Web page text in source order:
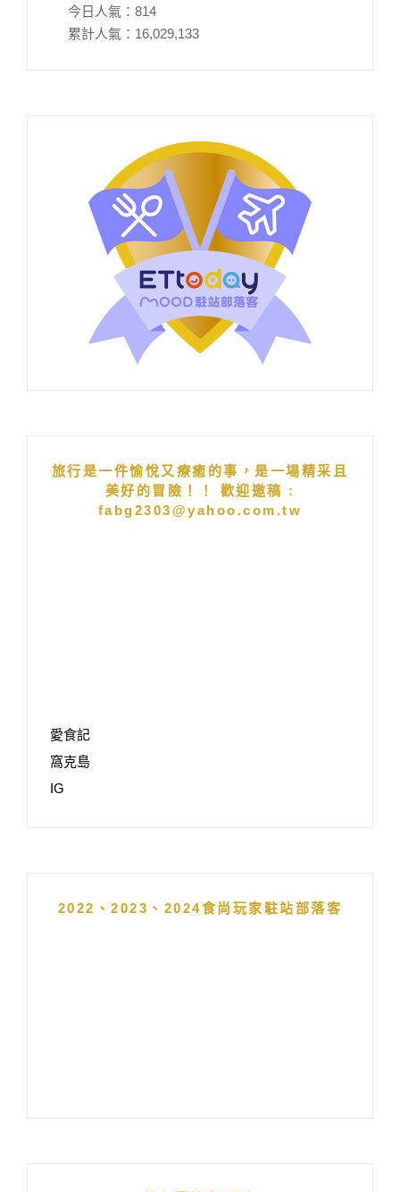
今日人氣： 814
累計人氣： 16,029,133
旅行是一件愉悅又療癒的事，是一場精采且
美好的冒險！！ 歡迎邀稿 :
fabg2303@yahoo.com.tw
愛食記
窩克島
IG
2022、2023、2024食尚玩家駐站部落客